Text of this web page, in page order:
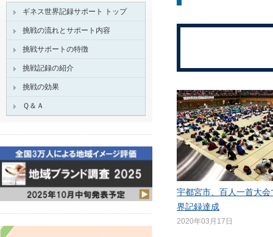
宇都宮市、百人一首大会
界記録達成
2020年03月17日
ギネス世界記録サポート トップ
挑戦の流れとサポート内容
挑戦サポートの特徴
挑戦記録の紹介
挑戦の効果
Ｑ＆Ａ